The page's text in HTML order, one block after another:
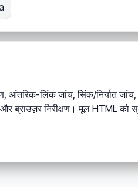
आंतरिक-लिंक जांच, सिंक/निर्यात
ब्राउज़र निरीक्षण। मूल HTML को